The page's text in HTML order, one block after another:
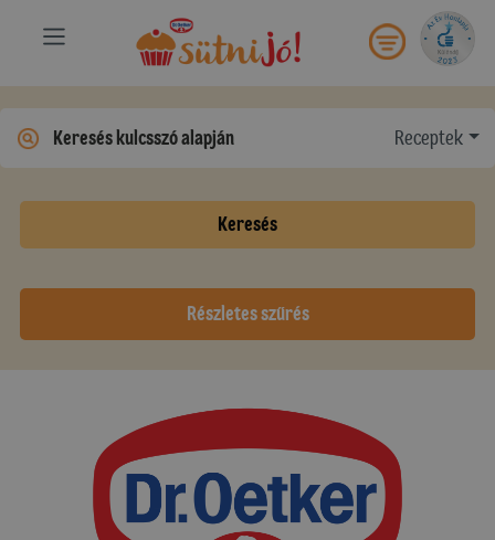
Receptek
Keresés
Részletes szűrés